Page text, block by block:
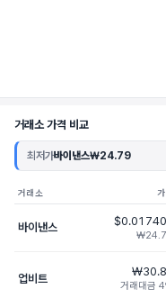
거래소 가격 비교
최저가바이낸스₩24.79
거래소
바이낸스
업비트
거래대금 4